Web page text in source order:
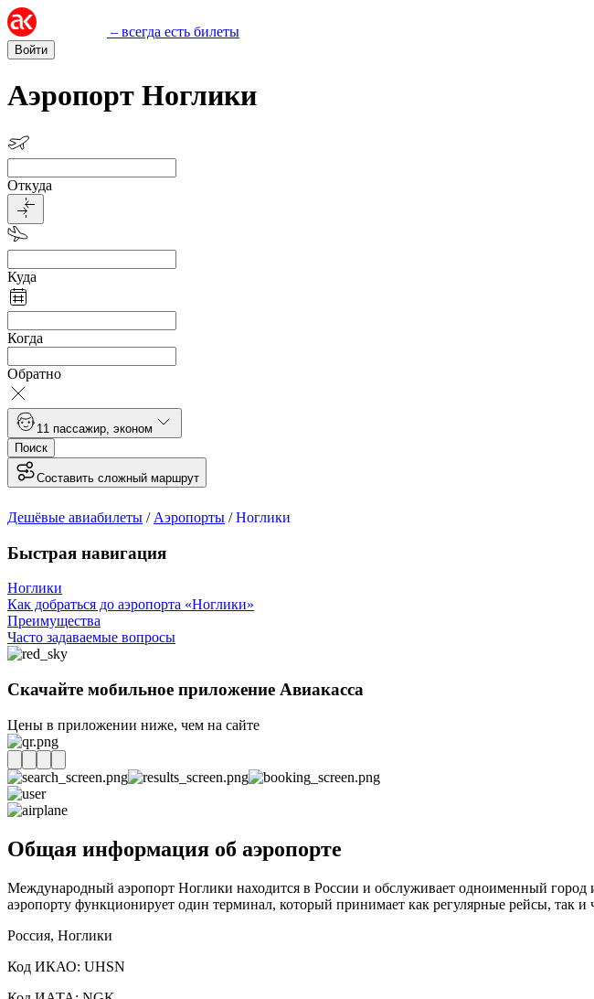
– всегда есть билеты
Войти
Аэропорт Ноглики
Откуда
Куда
Когда
Обратно
1 1 пассажир эконом
Поиск
Составить сложный маршрут
Дешёвые авиабилеты / Аэропорты /Ноглики
Быстрая навигация
Ноглики
Как добраться до аэропорта «Ноглики»
Преимущества
Часто задаваемые вопросы
Скачайте мобильное приложение Авиакасса
Цены в приложении ниже, чем на сайте
Общая информация об аэропорте
Международный аэропорт Ноглики находится в России и обслуживает одноименный
аэропорту функционирует один терминал, который принимает как регулярные рейсы, так
Россия, Ноглики
Код ИКАО: UHSN